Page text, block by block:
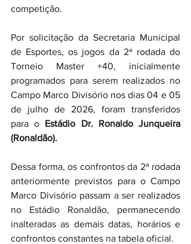
competição.
Por solicitação da Secretaria Municipal
de Esportes, os jogos da 2ª rodada do
Torneio Master +40, inicialmente
programados para serem realizados no
Campo Marco Divisório nos dias 04 e 05
de julho de 2026, foram transferidos
para o Estádio Dr. Ronaldo Junqueira
(Ronaldão).
Dessa forma, os confrontos da 2ª rodada
anteriormente previstos para o Campo
Marco Divisório passam a ser realizados
no Estádio Ronaldão, permanecendo
inalteradas as demais datas, horários e
confrontos constantes na tabela oficial.